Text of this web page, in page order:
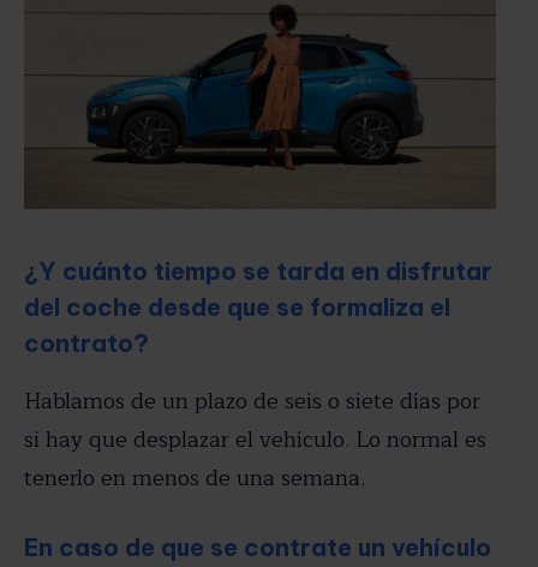
¿Y cuánto tiempo se tarda en disfrutar
del coche desde que se formaliza el
contrato?
Hablamos de un plazo de seis o siete días por
si hay que desplazar el vehículo. Lo normal es
tenerlo en menos de una semana.
En caso de que se contrate un vehículo